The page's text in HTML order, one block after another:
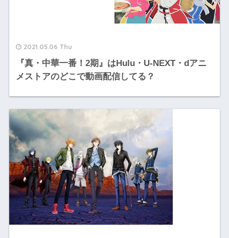
2021.05.06 Thu
『真・中華一番！2期』はHulu・U-NEXT・dアニ
メストアのどこで動画配信してる？